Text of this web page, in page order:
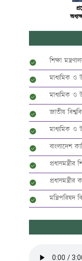
শিক্ষা
মাধ্যমিক ও
মাধ্যমিক ও
জাতীয়
মাধ্যমিক ও
বাংলাদেশ
প্রধানমন্ত্রীর
প্রধানমন্ত্রীর
মন্ত্রিপরিষদ